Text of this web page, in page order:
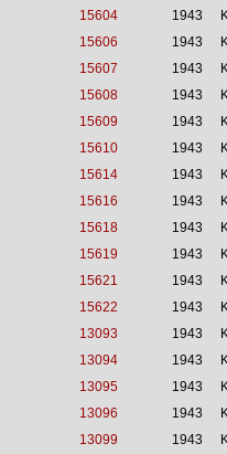
15604 1943
15606 1943
15607 1943
15608 1943
15609 1943
15610 1943
15614 1943
15616 1943
15618 1943
15619 1943
15621 1943
15622 1943
13093 1943
13094 1943
13095 1943
13096 1943
13099 1943